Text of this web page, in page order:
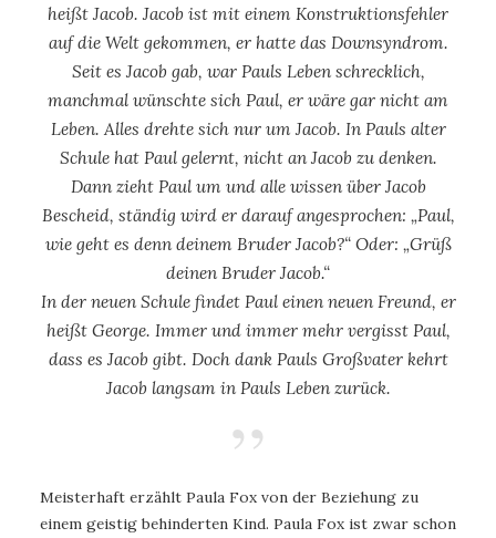
heißt Jacob. Jacob ist mit einem Konstruktionsfehler
auf die Welt gekommen, er hatte das Downsyndrom.
Seit es Jacob gab, war Pauls Leben schrecklich,
manchmal wünschte sich Paul, er wäre gar nicht am
Leben. Alles drehte sich nur um Jacob. In Pauls alter
Schule hat Paul gelernt, nicht an Jacob zu denken.
Dann zieht Paul um und alle wissen über Jacob
Bescheid, ständig wird er darauf angesprochen: „Paul,
wie geht es denn deinem Bruder Jacob?“ Oder: „Grüß
deinen Bruder Jacob.“
In der neuen Schule findet Paul einen neuen Freund, er
heißt George. Immer und immer mehr vergisst Paul,
dass es Jacob gibt. Doch dank Pauls Großvater kehrt
Jacob langsam in Pauls Leben zurück.
Meisterhaft erzählt Paula Fox von der Beziehung zu
einem geistig behinderten Kind. Paula Fox ist zwar schon